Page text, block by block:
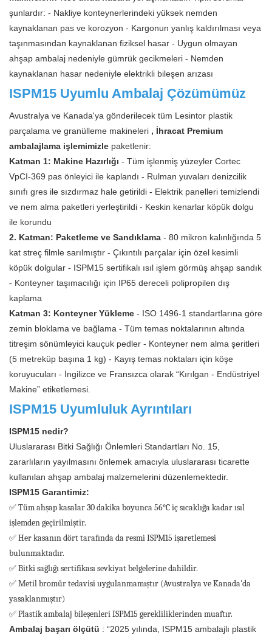
şunlardır: - Nakliye konteynerlerindeki yüksek nemden
kaynaklanan pas ve korozyon - Kargonun yanlış kaldırılması veya
taşınmasından kaynaklanan fiziksel hasar - Uygun olmayan
ahşap ambalaj nedeniyle gümrük gecikmeleri - Nemden
kaynaklanan hasar nedeniyle elektrikli bileşen arızası
ISPM15 Uyumlu Ambalaj Çözümümüz
Avustralya ve Kanada'ya gönderilecek tüm Lesintor plastik
parçalama ve granülleme makineleri , İhracat Premium
ambalajlama işlemimizle paketlenir:
Katman 1: Makine Hazırlığı - Tüm işlenmiş yüzeyler Cortec
VpCI-369 pas önleyici ile kaplandı - Rulman yuvaları denizcilik
sınıfı gres ile sızdırmaz hale getirildi - Elektrik panelleri temizlendi
ve nem alma paketleri yerleştirildi - Keskin kenarlar köpük dolgu
ile korundu
2. Katman: Paketleme ve Sandıklama - 80 mikron kalınlığında 5
kat streç filmle sarılmıştır - Çıkıntılı parçalar için özel kesimli
köpük dolgular - ISPM15 sertifikalı ısıl işlem görmüş ahşap sandık
- Konteyner taşımacılığı için IP65 dereceli polipropilen dış
kaplama
Katman 3: Konteyner Yükleme - ISO 1496-1 standartlarına göre
zemin bloklama ve bağlama - Tüm temas noktalarının altında
titreşim sönümleyici kauçuk pedler - Konteyner nem alma şeritleri
(5 metreküp başına 1 kg) - Kayış temas noktaları için köşe
koruyucuları - İngilizce ve Fransızca olarak “Kırılgan - Endüstriyel
Makine” etiketlemesi.
ISPM15 Uyumluluk Ayrıntıları
ISPM15 nedir?
Uluslararası Bitki Sağlığı Önlemleri Standartları No. 15,
zararlıların yayılmasını önlemek amacıyla uluslararası ticarette
kullanılan ahşap ambalaj malzemelerini düzenlemektedir.
ISPM15 Garantimiz:
✅ Tüm ahşap kasalar 30 dakika boyunca 56°C iç sıcaklığa kadar ısıl
işlemden geçirilmiştir.
✅ Her kasanın dört tarafında da resmi ISPM15 işaretlemesi
bulunmaktadır.
✅ Bitki sağlığı sertifikası sevkiyat belgelerine dahildir.
✅ Metil bromür tedavisi uygulanmamıştır (Avustralya ve Kanada'da
yasaklanmıştır)
✅ Plastik ambalaj bileşenleri ISPM15 gerekliliklerinden muaftır.
Ambalaj başarı ölçütü : “2025 yılında, ISPM15 ambalajlı plastik